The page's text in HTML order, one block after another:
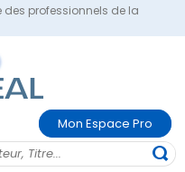
des professionnels de la
Mon Espace Pro